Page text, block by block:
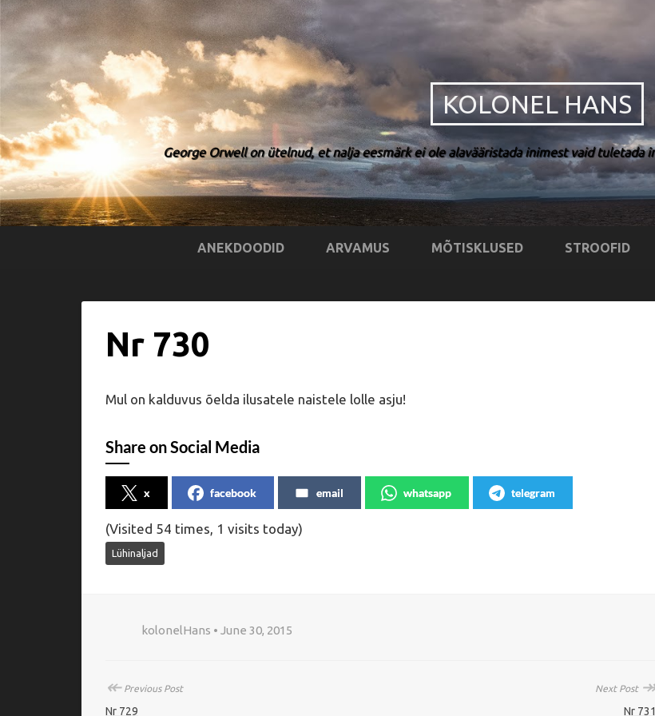
KOLONEL HANS
George Orwell on ütelnud, et nalja eesmärk ei ole alavääristada inimest vaid tuletada
ANEKDOODID ARVAMUS MÕTISKLUSED STROOFID
Nr 730
Mul on kalduvus õelda ilusatele naistele lolle asju!
Share on Social Media
x facebook email whatsapp telegram
(Visited 54 times, 1 visits today)
Lühinaljad
kolonelHans • June 30, 2015
↞Previous Post
Nr 729
Next Post
Nr 731